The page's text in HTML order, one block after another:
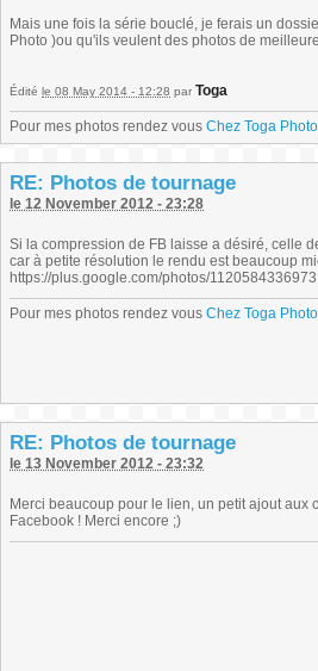
Mais une fois la série bouclé, je ferais un
Photo )ou qu'ils veulent des photos de
Édité le 08 May 2014 - 12:28 par Toga
Pour mes photos rendez vous Chez Toga Photo
RE: Photos de tournage
le 12 November 2012 - 23:28
Si la compression de FB laisse a désiré, celle
car à petite résolution le rendu est beaucoup
https://plus.google.com/photos/
Pour mes photos rendez vous Chez Toga Photo
RE: Photos de tournage
le 13 November 2012 - 23:32
Merci beaucoup pour le lien, un petit ajout aux
Facebook ! Merci encore ;)